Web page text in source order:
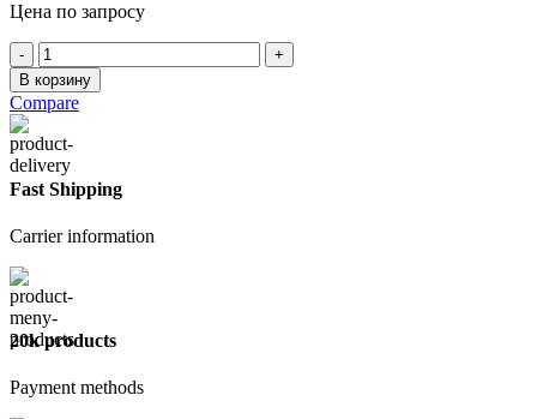
Цена по запросу
Количество
товара
Пена
монтажная
всесезонная
KUDO
HOME
40+,
мл
В корзину
Compare
Fast Shipping
Carrier information
20k products
Payment methods